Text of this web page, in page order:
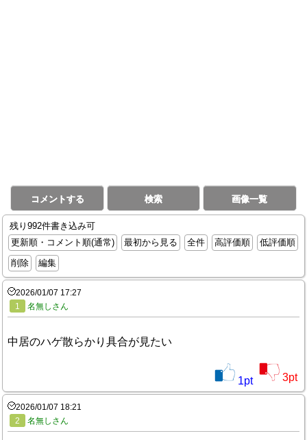
コメントする 検索 画像一覧
残り992件書き込み可
更新順・コメント順(通常)
最初から見る 全件 高評価順
低評価順
削除
編集
2026/01/07 17:27
1
名無しさん
中居のハゲ散らかり具合が見たい
1pt 3pt
2026/01/07 18:21
2
名無しさん